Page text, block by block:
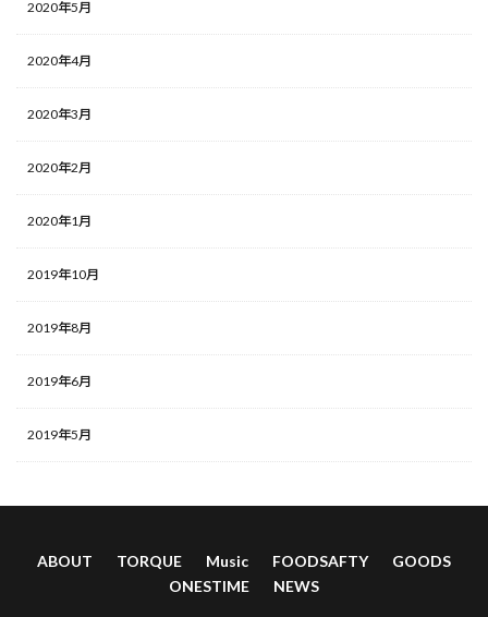
2020年5月
2020年4月
2020年3月
2020年2月
2020年1月
2019年10月
2019年8月
2019年6月
2019年5月
ABOUT TORQUE Music FOODSAFTY
GOODS
ONESTIME
NEWS